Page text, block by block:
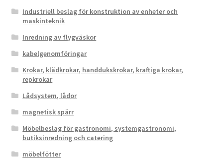
Industriell beslag för konstruktion av enheter och
maskinteknik
Inredning av flygväskor
kabelgenomföringar
Krokar, klädkrokar, handdukskrokar, kraftiga krokar,
repkrokar
Lådsystem, lådor
magnetisk spärr
Möbelbeslag för gastronomi, systemgastronomi,
butiksinredning och catering
möbelfötter